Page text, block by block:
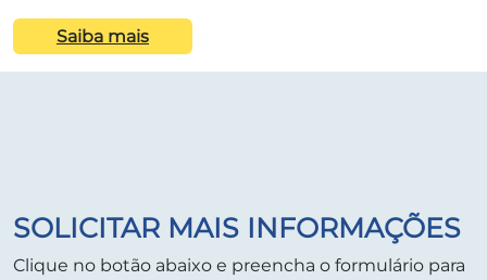
Saiba mais
SOLICITAR MAIS INFORMAÇÕES
Clique no botão abaixo e preencha o formulário para